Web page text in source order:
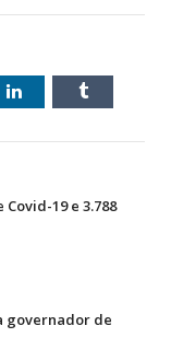
19 e 3.788
governador de